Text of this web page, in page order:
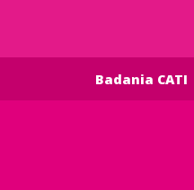
Badania CATI